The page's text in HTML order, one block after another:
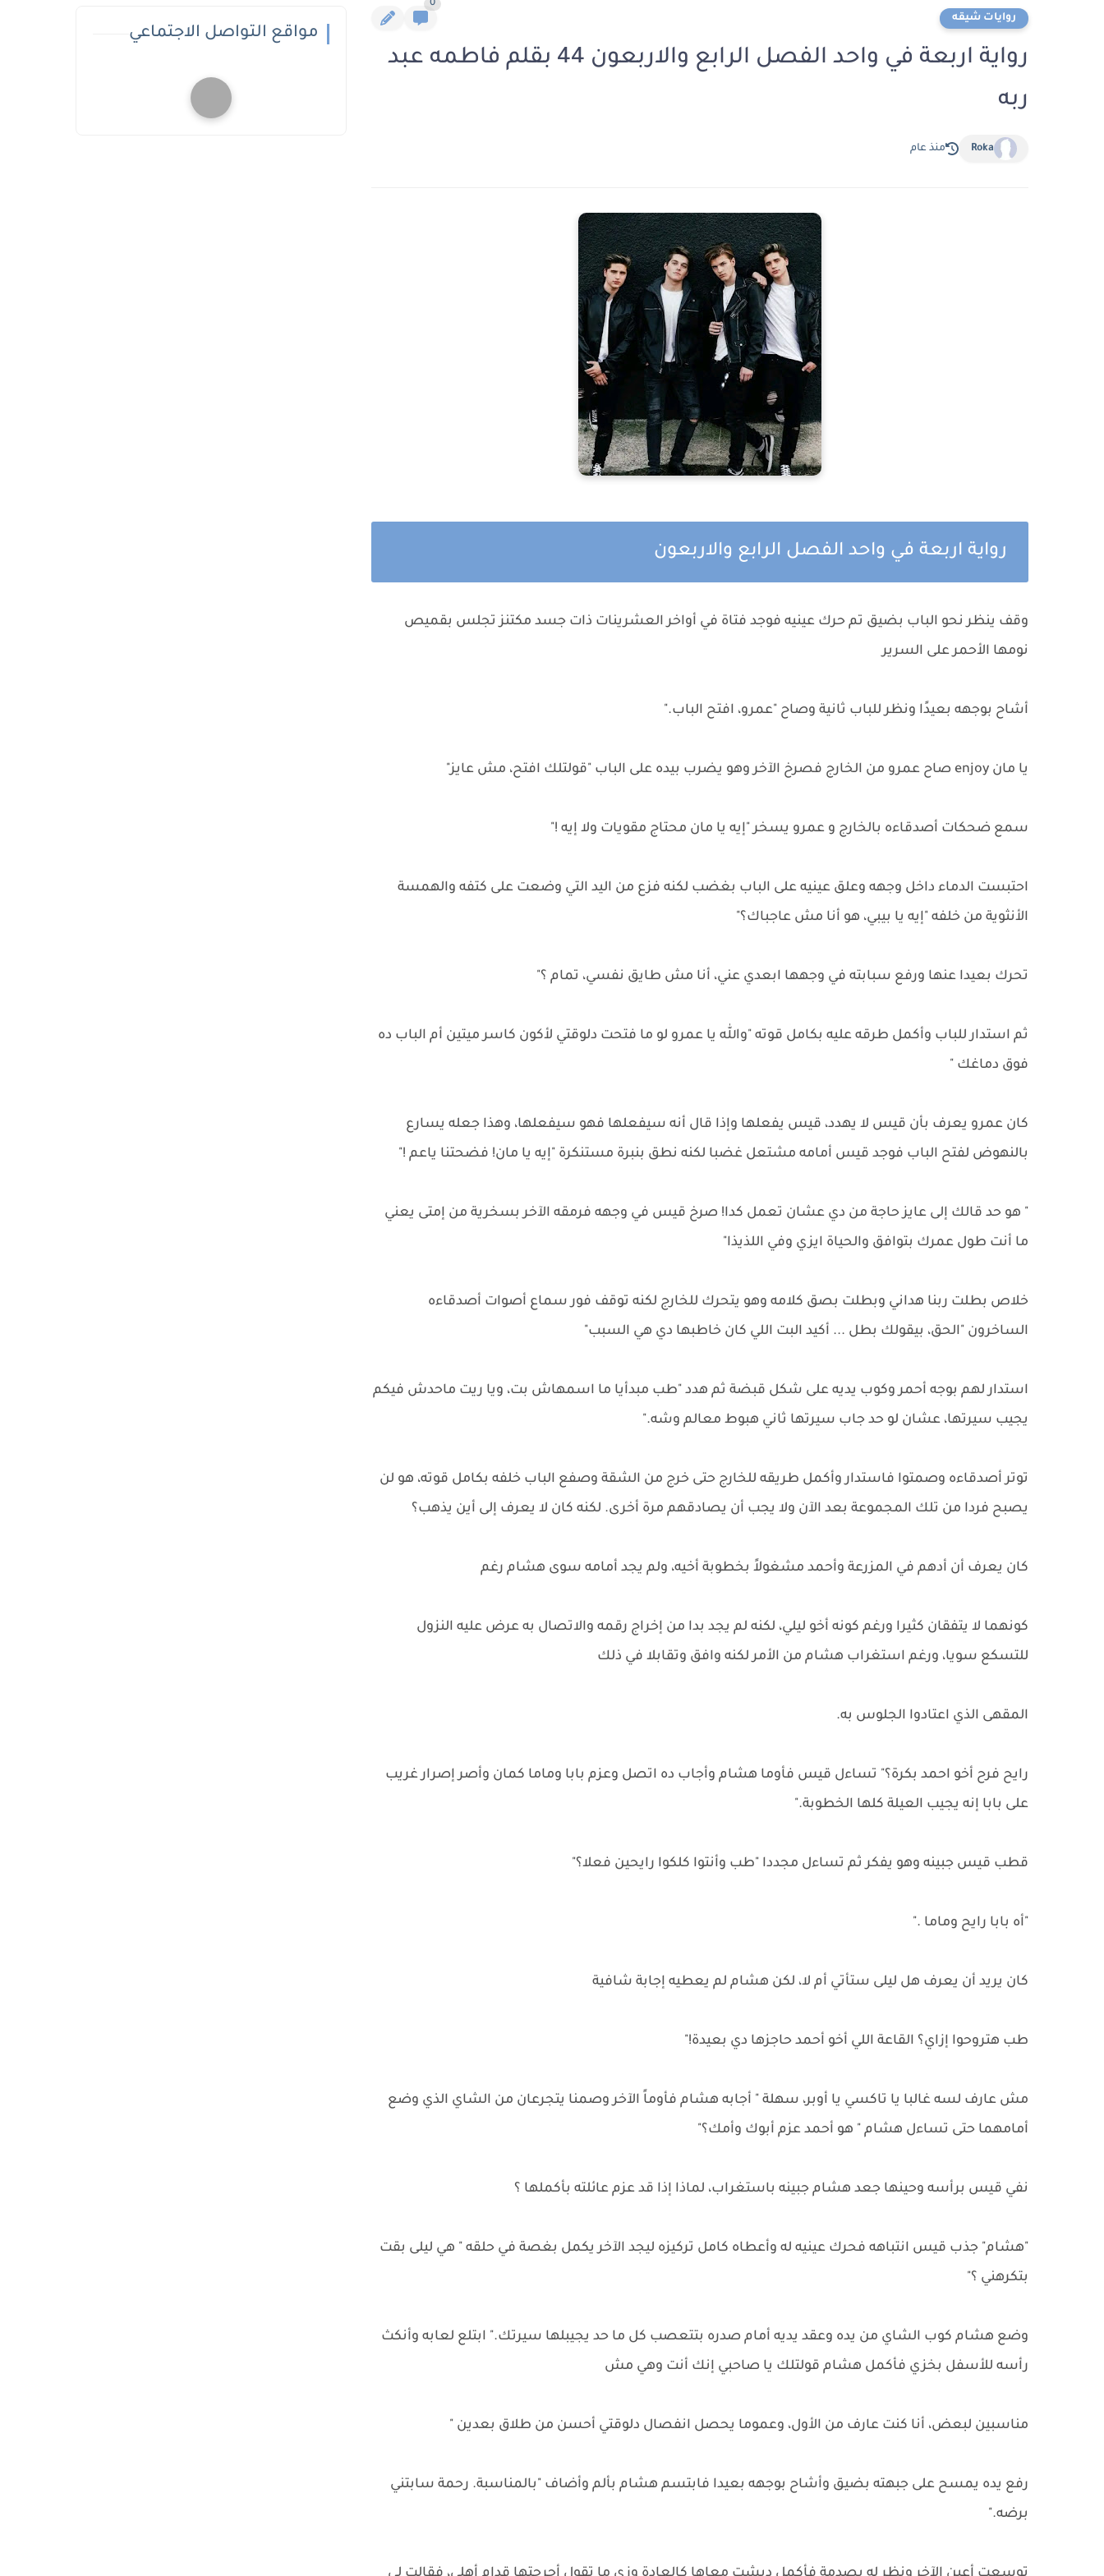
روايات شيقه
0
رواية اربعة في واحد الفصل الرابع والاربعون 44 بقلم فاطمه عبد
ربه
Roka منذ عام
رواية اربعة في واحد الفصل الرابع والاربعون
وقف ينظر نحو الباب بضيق تم حرك عينيه فوجد فتاة في أواخر العشرينات ذات جسد مكتنز تجلس بقميص
نومها الأحمر على السرير
أشاح بوجهه بعيدًا ونظر للباب ثانية وصاح "عمرو، افتح الباب."
يا مان enjoy صاح عمرو من الخارج فصرخ الآخر وهو يضرب بيده على الباب "قولتلك افتح، مش عايز"
سمع ضحكات أصدقاءه بالخارج و عمرو يسخر "إيه يا مان محتاج مقويات ولا إيه !"
احتبست الدماء داخل وجهه وعلق عينيه على الباب بغضب لكنه فزع من اليد التي وضعت على كتفه والهمسة
الأنثوية من خلفه "إيه يا بيبي، هو أنا مش عاجباك؟"
تحرك بعيدا عنها ورفع سبابته في وجهها ابعدي عني، أنا مش طايق نفسي، تمام ؟"
ثم استدار للباب وأكمل طرقه عليه بكامل قوته "والله يا عمرو لو ما فتحت دلوقتي لأكون كاسر ميتين أم الباب ده
فوق دماغك "
كان عمرو يعرف بأن قيس لا يهدد، قيس يفعلها وإذا قال أنه سيفعلها فهو سيفعلها، وهذا جعله يسارع
بالنهوض لفتح الباب فوجد قيس أمامه مشتعل غضبا لكنه نطق بنبرة مستنكرة "إيه يا مان! فضحتنا ياعم !"
" هو حد قالك إلى عايز حاجة من دي عشان تعمل كدا! صرخ قيس في وجهه فرمقه الآخر بسخرية من إمتى يعني
ما أنت طول عمرك بتوافق والحياة ايزي وفي اللذيذا"
خلاص بطلت ربنا هداني وبطلت بصق كلامه وهو يتحرك للخارج لكنه توقف فور سماع أصوات أصدقاءه
الساخرون "الحق، بيقولك بطل ... أكيد البت اللي كان خاطبها دي هي السبب"
استدار لهم بوجه أحمر وكوب يديه على شكل قبضة ثم هدد "طب مبدأيا ما اسمهاش بت، ويا ريت ماحدش فيكم
يجيب سيرتها، عشان لو حد جاب سيرتها ثاني هبوط معالم وشه."
توتر أصدقاءه وصمتوا فاستدار وأكمل طريقه للخارج حتى خرج من الشقة وصفع الباب خلفه بكامل قوته، هو لن
يصبح فردا من تلك المجموعة بعد الآن ولا يجب أن يصادقهم مرة أخرى. لكنه كان لا يعرف إلى أين يذهب؟
كان يعرف أن أدهم في المزرعة وأحمد مشغولاً بخطوبة أخيه، ولم يجد أمامه سوى هشام رغم
كونهما لا يتفقان كثيرا ورغم كونه أخو ليلي، لكنه لم يجد بدا من إخراج رقمه والاتصال به عرض عليه النزول
للتسكع سويا، ورغم استغراب هشام من الأمر لكنه وافق وتقابلا في ذلك
المقهى الذي اعتادوا الجلوس به.
رايح فرح أخو احمد بكرة؟" تساءل قيس فأوما هشام وأجاب ده اتصل وعزم بابا وماما كمان وأصر إصرار غريب
على بابا إنه يجيب العيلة كلها الخطوبة."
قطب قيس جبينه وهو يفكر ثم تساءل مجددا "طب وأنتوا كلكوا رايحين فعلا؟"
"أه بابا رايح وماما ."
كان يريد أن يعرف هل ليلى ستأتي أم لا، لكن هشام لم يعطيه إجابة شافية
طب هتروحوا إزاي؟ القاعة اللي أخو أحمد حاجزها دي بعيدة!"
مش عارف لسه غالبا يا تاكسي يا أوبر، سهلة " أجابه هشام فأوماً الآخر وصمنا يتجرعان من الشاي الذي وضع
أمامهما حتى تساءل هشام " هو أحمد عزم أبوك وأمك؟"
نفي قيس برأسه وحينها جعد هشام جبينه باستغراب، لماذا إذا قد عزم عائلته بأكملها ؟
"هشام" جذب قيس انتباهه فحرك عينيه له وأعطاه كامل تركيزه ليجد الآخر يكمل بغصة في حلقه " هي ليلى بقت
بتكرهني ؟"
وضع هشام كوب الشاي من يده وعقد يديه أمام صدره بتتعصب كل ما حد يجيبلها سيرتك." ابتلع لعابه وأنكث
رأسه للأسفل بخزي فأكمل هشام قولتلك يا صاحبي إنك أنت وهي مش
مناسبين لبعض، أنا كنت عارف من الأول، وعموما يحصل انفصال دلوقتي أحسن من طلاق بعدين "
رفع يده يمسح على جبهته بضيق وأشاح بوجهه بعيدا فابتسم هشام بألم وأضاف "بالمناسبة. رحمة سابتني
برضه."
مواقع التواصل الاجتماعي